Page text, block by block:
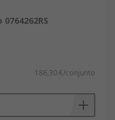
186,30 €/conjunto